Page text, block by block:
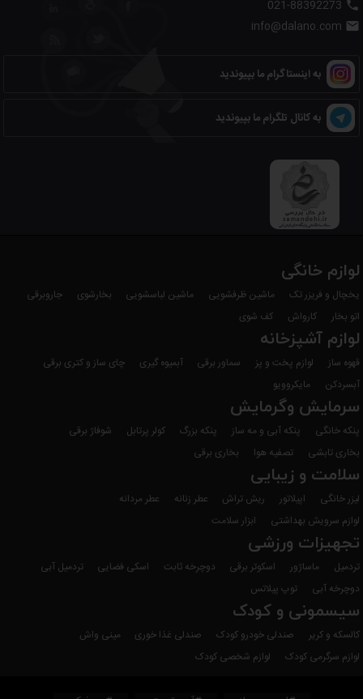


به اینستاگرام ما بپیوندید
به کانال تلگرام ما بپیوندید
لوازم خانگی
یخچال و فریزر تک ماشین ظرفشویی ماشین لباسشویی بخارشوی
جاروبرقی
اتو بخار
کارواش کف شوی
لوازم آشپزخانه
قهوه ساز لوازم پخت و پز سماور برقی آبمیوه گیری
چای ساز و کتری برقی
آبسردکن
مایکروویو
سرمایش وگرمایش
پنکه خانگی پنکه آبی و مه ساز پنکه بزرگ کولر پرتابل
شوفاژ برقی
بخاری تابشی
تصفیه هوا بخاری برقی
سلامت و زیبایی
لیزر خانگی اپیلاتور ریش تراش عطر زنانه
عطر مردانه
لوازم سرویش بهداشتی
ابزار سلامت
تجهیزات ورزشی
تردمیل ماساژور اسکوتر برقی دوچرخه ثابت اسکی فضایی
تردمیل آبی
دوچرخه آبی
توپ پیلاتس
سیسمونی و کودک
کالسکه و کریر صندلی خودرو کودک صندلی غذا خوری
مینی واش
لوازم سرگرمی کودک
لوازم شخصی کودک